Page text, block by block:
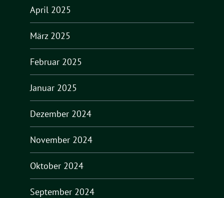
April 2025
März 2025
Februar 2025
Januar 2025
Dezember 2024
November 2024
Oktober 2024
September 2024